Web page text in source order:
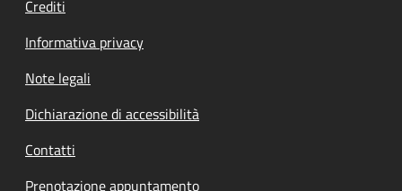
Crediti
Informativa privacy
Note legali
Dichiarazione di accessibilità
Contatti
Prenotazione appuntamento